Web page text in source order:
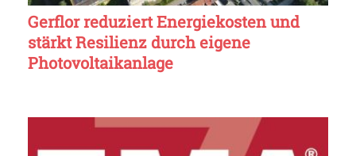
Gerflor reduziert Energiekosten und
stärkt Resilienz durch eigene
Photovoltaikanlage